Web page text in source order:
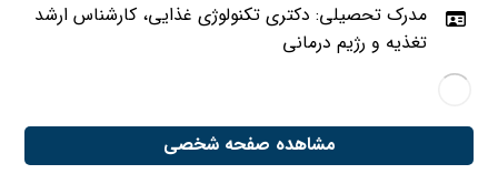
مدرک تحصیلی: دکتری تکنولوژی غذایی، کارشناس ارشد
تغذیه و رژیم درمانی
مشاهده صفحه شخصی